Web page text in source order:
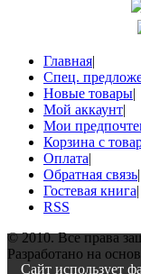
Главная|
Спец.
Новые товары|
Мой аккаунт|
Мои
Корзина с
Оплата|
Обратная связь|
Гостевая книга|
RSS
© 2010. Все права
Разработано на
Сайт использует